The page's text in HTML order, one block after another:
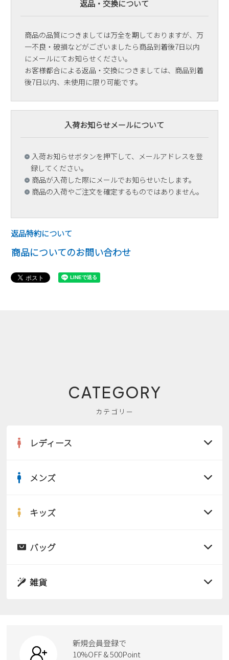
返品・交換について
商品の品質につきましては万全を期しておりますが、万
一不良・破損などがございましたら商品到着後7日以内
にメールにてお知らせください。
お客様都合による返品・交換につきましては、商品到着
後7日以内、未使用に限り可能です。
入荷お知らせメールについて
入荷お知らせボタンを押下して、メールアドレスを登
録してください。
商品が入荷した際にメールでお知らせいたします。
商品の入荷やご注文を確定するものではありません。
返品特約について
商品についてのお問い合わせ
CATEGORY
カテゴリー
レディース
サンダル
スニーカー
カジュアルシューズ
メンズ
サンダル
ローファー
キッズ
サンダル
スクール
バッグ
ボディバッグ
雑貨
ケア用品
新規会員登録で
10%OFF & 500Point